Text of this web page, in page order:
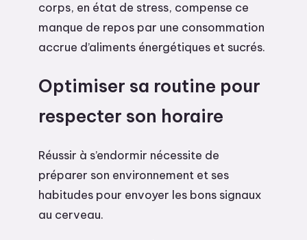
corps, en état de stress, compense ce
manque de repos par une consommation
accrue d’aliments énergétiques et sucrés.
Optimiser sa routine pour
respecter son horaire
Réussir à s’endormir nécessite de
préparer son environnement et ses
habitudes pour envoyer les bons signaux
au cerveau.